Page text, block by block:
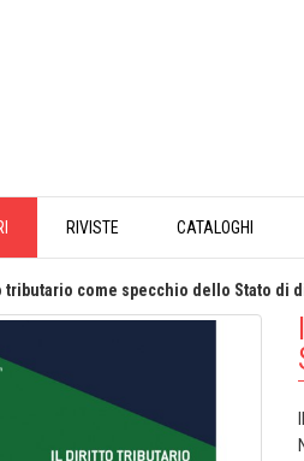
RIVISTE CATALOGHI
tributario come specchio dello Stato di